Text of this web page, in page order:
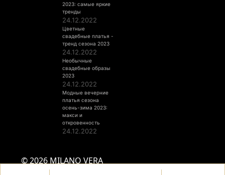
2023: самые яркие
тренды
24.12.2022
Цветные
свадебные платья -
тренд сезона 2023
24.12.2022
Необычные
свадебные образы
2023
24.12.2022
Модные вечерние
платья сезона
осень-зима 2023:
макси и
откровенность
24.12.2022
© 2026 MILANO VERA